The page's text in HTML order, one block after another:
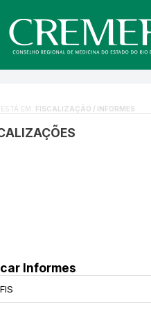
EM: FISCALIZAÇÃO / INFORMES
Informes